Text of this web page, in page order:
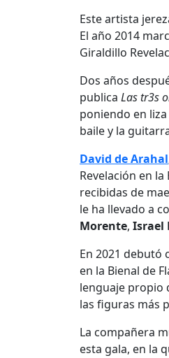
Este artista
El año 2014
Giraldillo
Dos años
publica Las tr3s
poniendo en
baile y la
David de Arahal
Revelación en
recibidas de
le ha llevado a
Morente, Israel
En 2021 debutó
en la Bienal de
lenguaje propio
las figuras más
La compañera
esta gala, en la